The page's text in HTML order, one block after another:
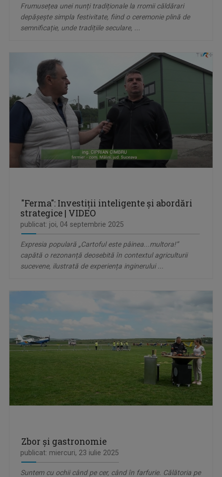
Frumusețea unei nunți tradiționale la rromii căldărari
depășește simpla festivitate, fiind o ceremonie plină de
semnificație, unde tradițiile seculare, ...
"Ferma": Investiții inteligente și abordări
strategice | VIDEO
publicat: joi, 04 septembrie 2025
Expresia populară „Cartoful este pâinea...multora!”
capătă o rezonanță deosebită în contextul agriculturii
sucevene, ilustrată de experiența inginerului ...
Zbor şi gastronomie
publicat: miercuri, 23 iulie 2025
Suntem cu ochii când pe cer, când în farfurie. Călătoria pe